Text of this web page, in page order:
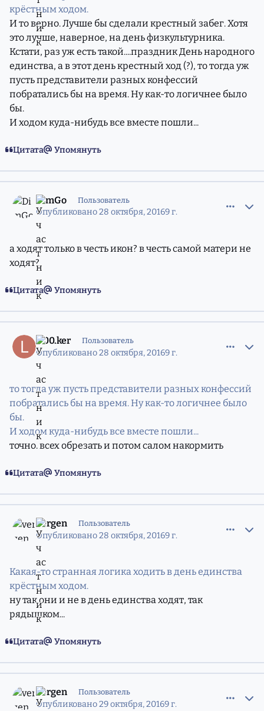
крёстным ходом.
И то верно. Лучше бы сделали крестный забег. Хотя
это лучше, наверное, на день физкультурника.
Кстати, раз уж есть такой....праздник День народного
единства, а в этот день крестный ход (?), то тогда уж
пусть представители разных конфессий
побратались бы на время. Ну как-то логичнее было
бы.
И ходом куда-нибудь все вместе пошли...
Цитата Упомянуть
DimGo Пользователь
Опубликовано28 октября, 20169 г.
а ходят только в честь икон? в честь самой матери не
ходят?
Цитата Упомянуть
L.00.ker Пользователь
Опубликовано28 октября, 20169 г.
то тогда уж пусть представители разных конфессий
побратались бы на время. Ну как-то логичнее было
бы.
И ходом куда-нибудь все вместе пошли...
точно. всех обрезать и потом салом накормить
Цитата Упомянуть
vergen Пользователь
Опубликовано28 октября, 20169 г.
Какая-то странная логика ходить в день единства
крёстным ходом.
ну так они и не в день единства ходят, так
рядышком...
Цитата Упомянуть
vergen Пользователь
Опубликовано29 октября, 20169 г.